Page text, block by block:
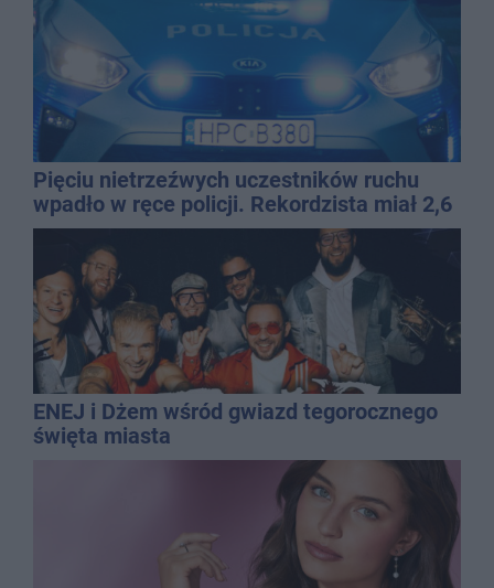
Pięciu nietrzeźwych uczestników ruchu
wpadło w ręce policji. Rekordzista miał 2,6
promila
ENEJ i Dżem wśród gwiazd tegorocznego
święta miasta